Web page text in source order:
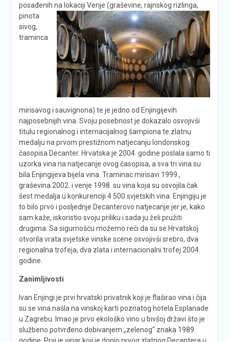
posađenih na lokaciji Venje (graševine, rajnskog rizlinga,
pinota
sivog,
traminca
mirisavog i sauvignona) te je jedno od Enjingijevih
najposebnijih vina. Svoju posebnost je dokazalo osvojivši
titulu regionalnog i internacijalnog šampiona te zlatnu
medalju na prvom prestižnom natjecanju londonskog
časopisa Decanter. Hrvatska je 2004. godine poslala samo ti
uzorka vina na natjecanje ovog časopisa, a sva tri vina su
bila Enjingijeva bijela vina. Traminac mirisavi 1999.,
graševina 2002. i venje 1998. su vina koja su osvojila čak
šest medalja u konkurenciji 4 500 svjetskih vina. Enjingiju je
to bilo prvo i posljednje Decanterovo natjecanje jer je, kako
sam kaže, iskoristio svoju priliku i sada ju želi pružiti
drugima. Sa sigurnošću možemo reći da su se Hrvatskoj
otvorila vrata svjetske vinske scene osvojivši srebro, dva
regionalna trofeja, dva zlata i internacionalni trofej 2004.
godine.
Zanimljivosti
Ivan Enjingi je prvi hrvatski privatnik koji je flaširao vina i čija
su se vina našla na vinskoj karti poznatog hotela Esplanade
u Zagrebu. Imao je prvo ekološko vino u bivšoj državi što je
službeno potvrđeno dobivanjem „zelenog“ znaka 1989.